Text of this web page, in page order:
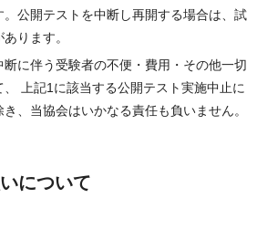
公開テストを中断し再開する場合は、試
ります。
に伴う受験者の不便・費用・その他一切
上記1に該当する公開テスト実施中止に
、当協会はいかなる責任も負いません。
について